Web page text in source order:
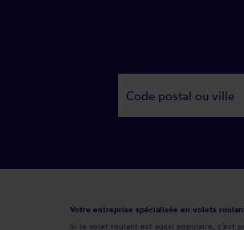
Votre entreprise spécialisée en volets
Si le volet roulant est aussi populaire, c’est